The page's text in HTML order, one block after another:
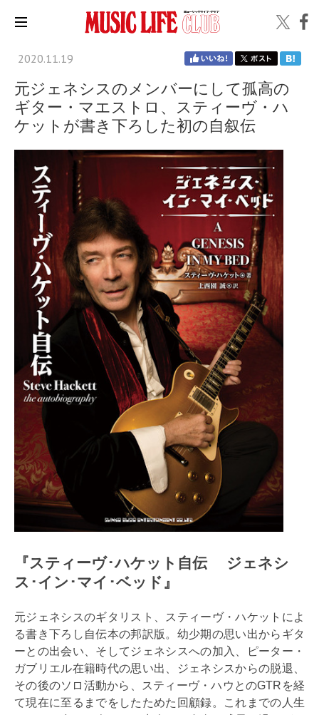
2020.11.19
元ジェネシスのメンバーにして孤高の
ギター・マエストロ、スティーヴ・ハ
ケットが書き下ろした初の自叙伝
『スティーヴ･ハケット自伝 ジェネシ
ス･イン･マイ･ベッド』
元ジェネシスのギタリスト、スティーヴ・ハケットによ
る書き下ろし自伝本の邦訳版。幼少期の思い出からギタ
ーとの出会い、そしてジェネシスへの加入、ピーター・
ガブリエル在籍時代の思い出、ジェネシスからの脱退、
その後のソロ活動から、スティーヴ・ハウとのGTRを経
て現在に至るまでをしたためた回顧録。これまでの人生